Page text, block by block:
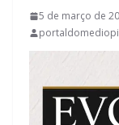
5 de março de